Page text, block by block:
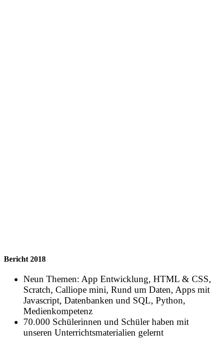
Bericht 2018
Neun Themen: App Entwicklung, HTML & CSS,
Scratch, Calliope mini, Rund um Daten, Apps mit
Javascript, Datenbanken und SQL, Python,
Medienkompetenz
70.000 Schülerinnen und Schüler haben mit
unseren Unterrichtsmaterialien gelernt